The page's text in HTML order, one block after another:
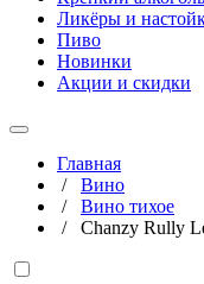
Ликёры и
Пиво
Новинки
Акции и скидки
Главная
/ Вино
/ Вино тихое
/ Chanzy Rully